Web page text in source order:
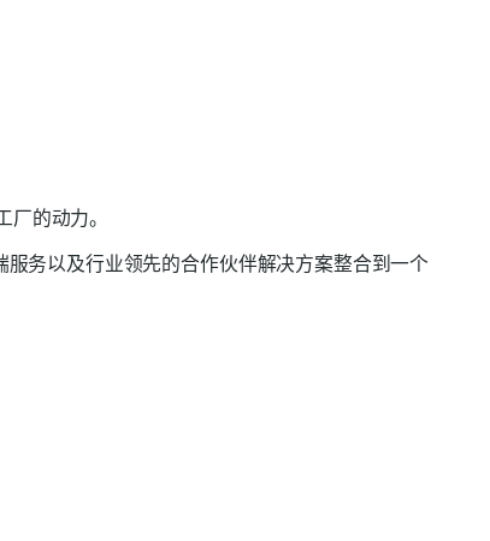
的动力。
务以及行业领先的合作伙伴解决方案整合到一个